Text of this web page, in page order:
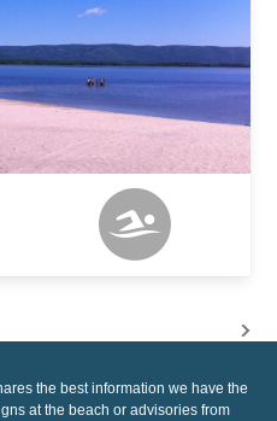
the best information we have the
at the beach or advisories from